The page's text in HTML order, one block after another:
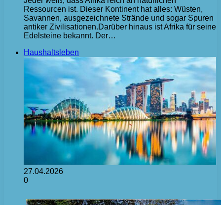
Ressourcen ist. Dieser Kontinent hat alles: Wüsten,
Savannen, ausgezeichnete Strände und sogar Spuren
antiker Zivilisationen.Darüber hinaus ist Afrika für seine
Edelsteine ​​bekannt. Der…
Haushaltsleben
27.04.2026
0